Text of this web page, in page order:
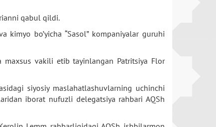
qabul qildi.
kimyo bo’yicha “Sasol” kompaniyalar guruhi
maxsus vakili etib tayinlangan Patritsiya Flor
siyosiy maslahatlashuvlarning uchinchi
iborat nufuzli delegatsiya rahbari AQSh